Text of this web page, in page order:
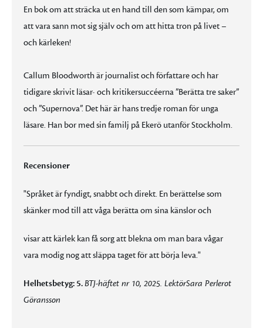
En bok om att sträcka ut en hand till den som kämpar, om
att vara sann mot sig själv och om att hitta tron på livet –
och kärleken!
Callum Bloodworth är journalist och författare och har
tidigare skrivit läsar- och kritikersuccéerna ”Berätta tre saker”
och ”Supernova”. Det här är hans tredje roman för unga
läsare. Han bor med sin familj på Ekerö utanför Stockholm.
Recensioner
"Språket är fyndigt, snabbt och direkt. En berättelse som
skänker mod till att våga berätta om sina känslor och
visar att kärlek kan få sorg att blekna om man bara vågar
vara modig nog att släppa taget för att börja leva."
Helhetsbetyg: 5.BTJ-häftet nr 10, 2025. LektörSara Perlerot
Göransson